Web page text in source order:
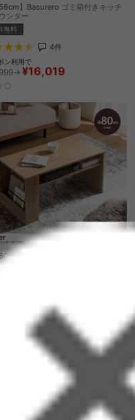
56cm】Basurero ゴミ箱付きキッチ
ンター
無料
4件
ン利用で
¥16,019
〇
80cm】収納付きセンターテーブル
無料